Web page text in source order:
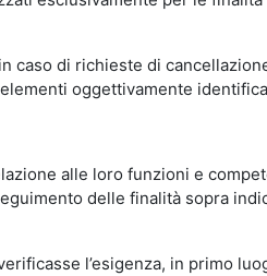
di richieste di
oggettivamente
alle loro funzioni e
delle finalità sopra
l’esigenza, in primo